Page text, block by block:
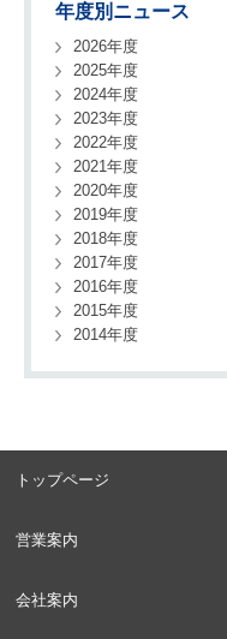
年度別ニュース
2026年度
2025年度
2024年度
2023年度
2022年度
2021年度
2020年度
2019年度
2018年度
2017年度
2016年度
2015年度
2014年度
トップページ
営業案内
会社案内